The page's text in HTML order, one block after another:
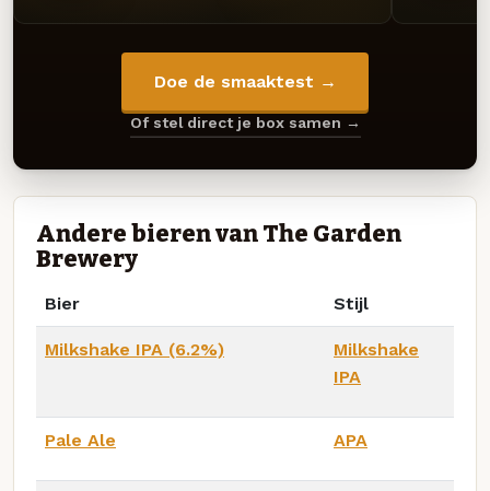
Doe de smaaktest →
Of stel direct je box samen →
Andere bieren van The Garden
Brewery
Bier Stijl
Milkshake IPA (6.2%)
Milkshake
IPA
Pale Ale APA